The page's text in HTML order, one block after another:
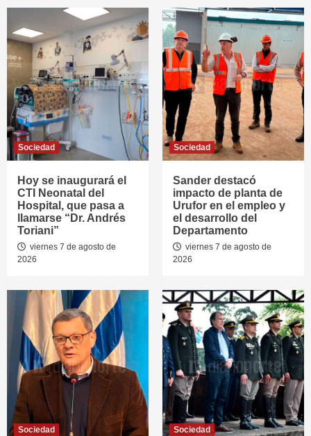
Sociedad
Hoy se inaugurará el
CTI Neonatal del
Hospital, que pasa a
llamarse “Dr. Andrés
Toriani”
viernes 7 de agosto de
2026
Sociedad
Sander destacó
impacto de planta de
Urufor en el empleo y
el desarrollo del
Departamento
viernes 7 de agosto de
2026
Sociedad Sociedad